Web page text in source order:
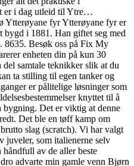
er i dag utleid til Ytre…
Ytterøyane fyr Ytterøyane fyr er
bygd i 1881. Han giftet seg med
8635. Besøk oss på Fix My
enheten din på kun 30
samtale teknikker slik at du
ta stilling til egen tanker og
er pålitelige løsninger som
knyttet til å
bygning. Det er viktig at denne
Det ble en tøff kamp om
slag (scratch). Vi har valgt
juveler, som italienerne selv
av de aller beste
advarte min gamle venn Bjørn